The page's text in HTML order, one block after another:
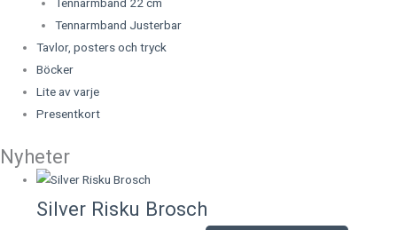
Tennarmband Justerbar
Tavlor, posters och tryck
Böcker
Lite av varje
Presentkort
Nyheter
Silver Risku Brosch